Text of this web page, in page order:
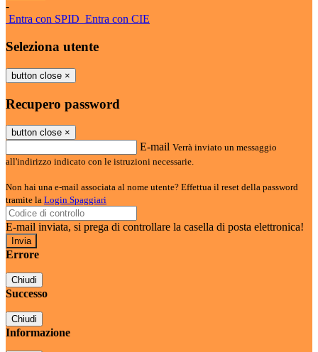
-
Entra con SPID Entra con CIE
Seleziona utente
button close ×
Recupero password
button close ×
E-mail Verrà inviato un messaggio
all'indirizzo indicato con le istruzioni necessarie.
Non hai una e-mail associata al nome utente? Effettua il reset della password
tramite la Login Spaggiari
E-mail inviata, si prega di controllare la casella di posta elettronica!
Errore
Chiudi
Successo
Chiudi
Informazione